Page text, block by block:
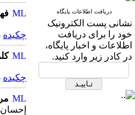
دریافت اطلاعات پایگاه
نشانی پست الکترونیک
خود را برای دریافت
اطلاعات و اخبار پایگاه،
در کادر زیر وارد کنید.
چکیده
چکیده